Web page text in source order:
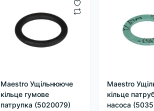
Maestro Ущільнююче
кільце гумове
патрупка (5020079)
Maestro
кільце
насоса